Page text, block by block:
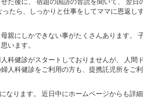
たら、しっかりと仕事をしてママに恩返
親にしかできない事がたくさんあります。
います。
科健診がスタートしておりませんが、 人間
人科健診をご利用の方も、提携託児所をご
なります。 近日中にホームページからも詳